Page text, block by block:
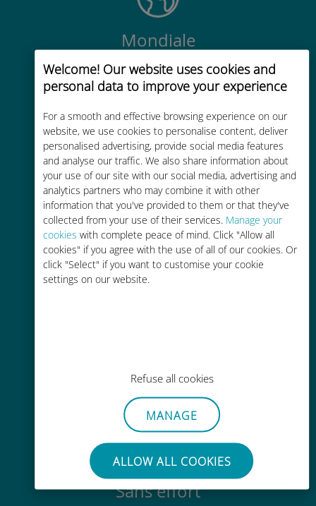
Welcome! Our website uses cookies and
personal data to improve your experience
For a smooth and effective browsing experience on our
website, we use cookies to personalise content, deliver
personalised advertising, provide social media features
and analyse our traffic. We also share information about
your use of our site with our social media, advertising and
analytics partners who may combine it with other
information that you've provided to them or that they've
collected from your use of their services. Manage your
cookies with complete peace of mind. Click "Allow all
cookies" if you agree with the use of all of our cookies. Or
click "Select" if you want to customise your cookie
settings on our website.
Refuse all cookies
MANAGE
ALLOW ALL COOKIES
Mondiale
Connectivité cellulaire mondiale de
haute qualité dans plus de
200 destinations
Économique
Jusqu'à 90 % moins cher que les
frais d'itinérance avec votre
opérateur habituel
Partout via l'app Ubigi, même sans
Wi-Fi ou data sur votre compte
Sans effort